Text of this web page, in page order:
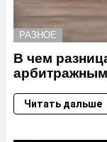
РАЗНОЕ
В чем
Читать дальше